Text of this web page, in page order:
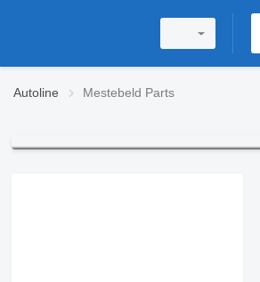
Autoline Mestebeld Parts